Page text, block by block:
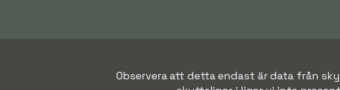
Observera att detta endast är data från